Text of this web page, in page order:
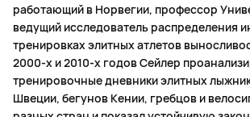
работающий в Норвегии, профессор
ведущий исследователь распределения
тренировках элитных атлетов
2000-х и 2010-х годов Сейлер
тренировочные дневники элитных
Швеции, бегунов Кении, гребцов и